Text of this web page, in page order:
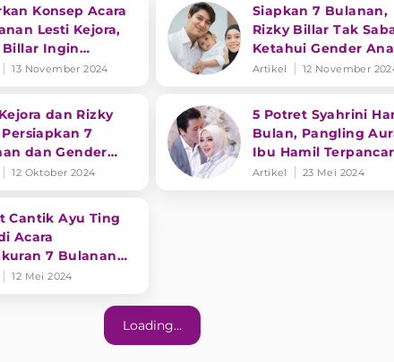
Konsep Acara
Lesti Kejora,
Billar Ingin
Adat Sunda
13 November 2024
Siapkan 7 Bulanan,
Rizky Billar Tak
Ketahui Gender
Keduanya dengan
Artikel 12 November
dan Rizky
7
dan Gender
Bakal Tayang di
12 Oktober 2024
5 Potret Syahrini
Bulan, Pangling
Ibu Hamil Terpancar
Artikel 23 Mei 2024
Cantik Ayu Ting
Acara
7 Bulanan
12 Mei 2024
Loading...